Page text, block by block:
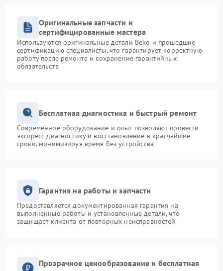
Оригинальные запчасти и
сертифицированные мастера
Используются оригинальные детали Beko и прошедшие
сертификацию специалисты, что гарантирует корректную
работу после ремонта и сохранение гарантийных
обязательств
Бесплатная диагностика и быстрый ремонт
Современное оборудование и опыт позволяют провести
экспресс-диагностику и восстановление в кратчайшие
сроки, минимизируя время без устройства
Гарантия на работы и запчасти
Предоставляется документированная гарантия на
выполненные работы и установленные детали, что
защищает клиента от повторных неисправностей
Прозрачное ценообразование и бесплатная